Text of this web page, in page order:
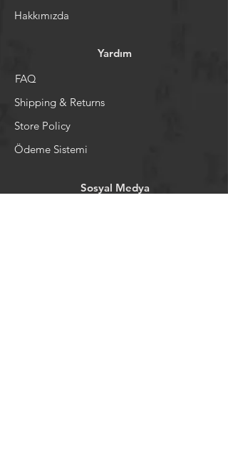
Hakkımızda
Yardım
FAQ
Shipping & Returns
Store Policy
Ödeme Sistemi
Sosyal Medya